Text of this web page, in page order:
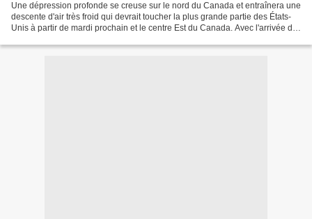
Une dépression profonde se creuse sur le nord du Canada et entraînera une
descente d'air très froid qui devrait toucher la plus grande partie des États-
Unis à partir de mardi prochain et le centre Est du Canada. Avec l'arrivée de